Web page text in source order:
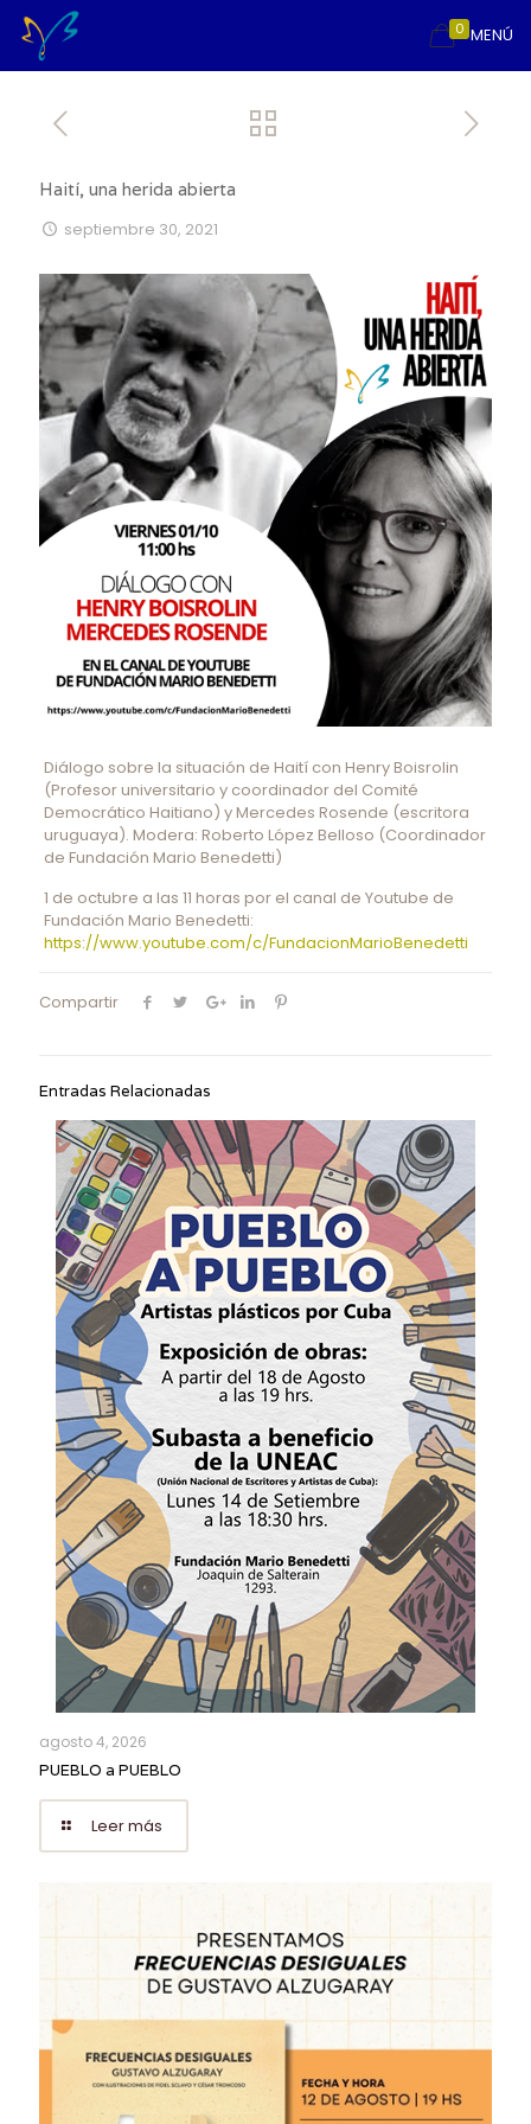
MENÚ
0
Haití, una herida abierta
septiembre 30, 2021
Diálogo sobre la situación de Haití con Henry Boisrolin
(Profesor universitario y coordinador del Comité
Democrático Haitiano) y Mercedes Rosende (escritora
uruguaya). Modera: Roberto López Belloso (Coordinador
de Fundación Mario Benedetti)
1 de octubre a las 11 horas por el canal de Youtube de
Fundación Mario Benedetti:
https://www.youtube.com/c/FundacionMarioBenedetti
Compartir
Entradas Relacionadas
agosto 4, 2026
PUEBLO a PUEBLO
Leer más